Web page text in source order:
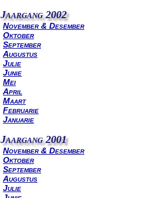
Jaargang 2002
November & Desember
Oktober
September
Augustus
Julie
Junie
Mei
April
Maart
Februarie
Januarie
Jaargang 2001
November & Desember
Oktober
September
Augustus
Julie